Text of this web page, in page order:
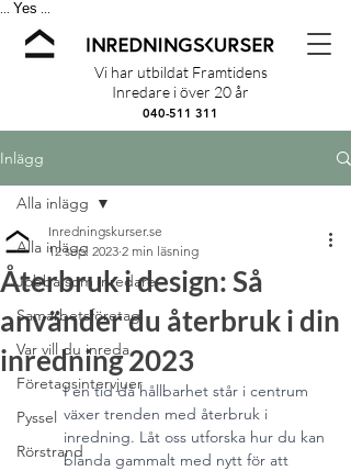
Yes
Vi har utbildat Framtidens
Inredare i över 20 år
040-511 311
Inlägg
Alla inlägg
Jobba som inredare
Samarbetsföretag
Var vill du inreda
Företagsintervjuer
Pyssel
Rörstrand
Alla inlägg
Återbruk i design: Så
använder du återbruk i din
inredning 2023
Inredningskurser.se
12 sep. 2023 2 min läsning
I en tid då hållbarhet står i centrum
växer trenden med återbruk i
inredning. Låt oss utforska hur du kan
blanda gammalt med nytt för att